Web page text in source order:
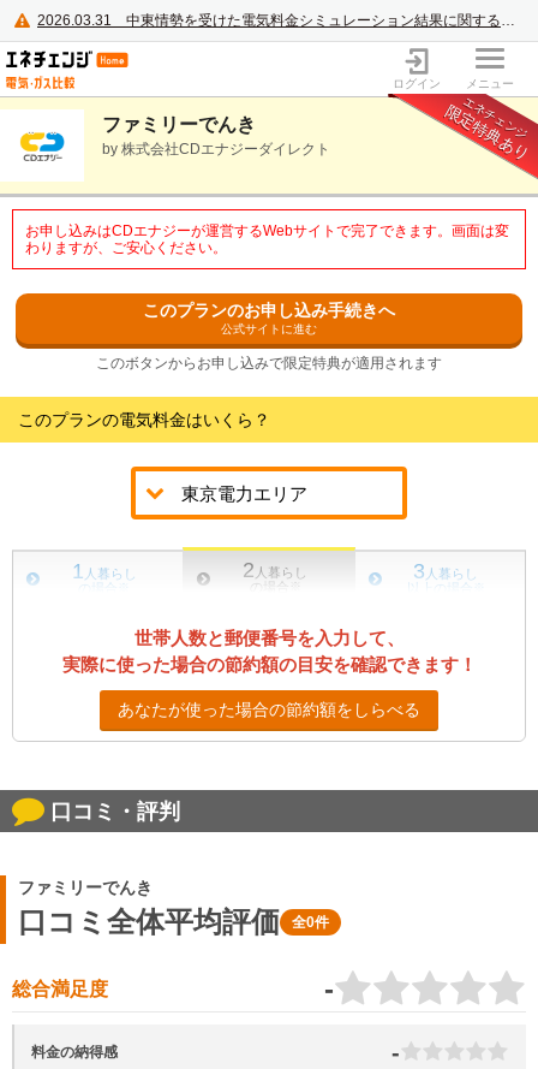
2026.03.31 中東情勢を受けた電気料金シミュレーション結果に関するご案内
電力・ガス比較サイト エネチェンジ
ログイン メニュー
ファミリーでんき
by 株式会社CDエナジーダイレクト
エネチェンジ
限定特典あり
お申し込みはCDエナジーが運営するWebサイトで完了できます。画面は変
わりますが、ご安心ください。
このプランのお申し込み手続きへ
公式サイトに進む
このボタンからお申し込みで限定特典が適用されます
このプランの電気料金はいくら？
1 人暮らし
の場合
2 人暮らし
の場合
※
3 人暮らし
以上の場合
世帯人数と郵便番号を入力して、
実際に使った場合の節約額の目安を確認できます！
あなたが使った場合の節約額をしらべる
口コミ・評判
ファミリーでんき
口コミ全体平均評価 全0件
総合満足度 -
料金の納得感 -